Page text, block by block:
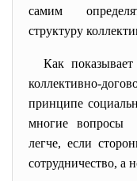
самим
структуру
Как
коллективно-
принципе
многие вопросы
легче, если
сотрудничество, а